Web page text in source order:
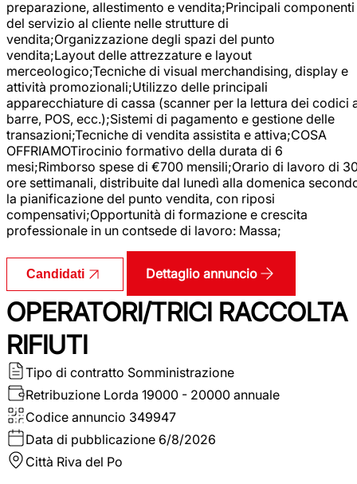
preparazione, allestimento e vendita;Principali componenti
del servizio al cliente nelle strutture di
vendita;Organizzazione degli spazi del punto
vendita;Layout delle attrezzature e layout
merceologico;Tecniche di visual merchandising, display e
attività promozionali;Utilizzo delle principali
apparecchiature di cassa (scanner per la lettura dei codici
barre, POS, ecc.);Sistemi di pagamento e gestione delle
transazioni;Tecniche di vendita assistita e attiva;COSA
OFFRIAMOTirocinio formativo della durata di 6
mesi;Rimborso spese di €700 mensili;Orario di lavoro di
ore settimanali, distribuite dal lunedì alla domenica
la pianificazione del punto vendita, con riposi
compensativi;Opportunità di formazione e crescita
professionale in un contsede di lavoro: Massa;
Candidati Dettaglio annuncio
OPERATORI/TRICI RACCOLTA
RIFIUTI
Tipo di contratto Somministrazione
Retribuzione Lorda 19000 - 20000 annuale
Codice annuncio 349947
Data di pubblicazione 6/8/2026
Città Riva del Po